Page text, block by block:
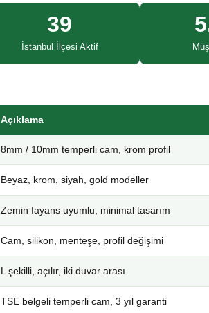
39
İstanbul İlçesi Aktif
Açıklama
8mm / 10mm temperli cam, krom profil
Beyaz, krom, siyah, gold modeller
Zemin fayans uyumlu, minimal tasarım
Cam, silikon, menteşe, profil değişimi
L şekilli, açılır, iki duvar arası
TSE belgeli temperli cam, 3 yıl garanti